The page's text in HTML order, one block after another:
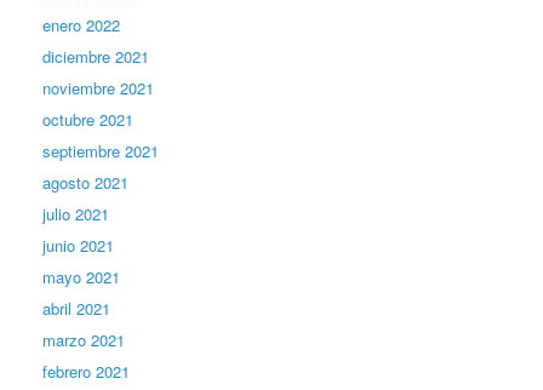
enero 2022
diciembre 2021
noviembre 2021
octubre 2021
septiembre 2021
agosto 2021
julio 2021
junio 2021
mayo 2021
abril 2021
marzo 2021
febrero 2021